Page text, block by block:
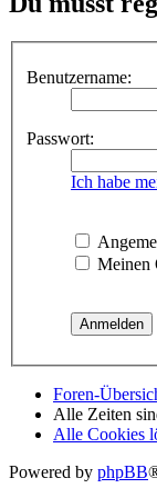
Benutzername:
Passwort:
Ich habe
Meinen
Foren-
Alle Zeiten
Alle Cookies
Powered by phpBB